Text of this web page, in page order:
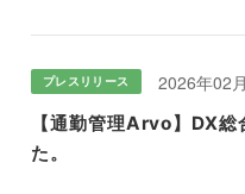
プレスリリース 2026年02
【通勤管理Arvo】DX
た。